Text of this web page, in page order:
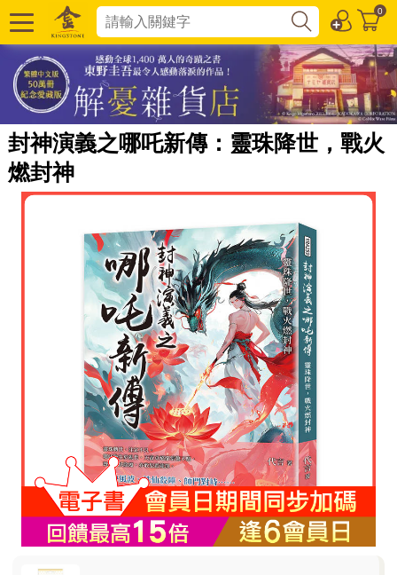
0
封神演義之哪吒新傳：靈珠降世，戰火
燃封神